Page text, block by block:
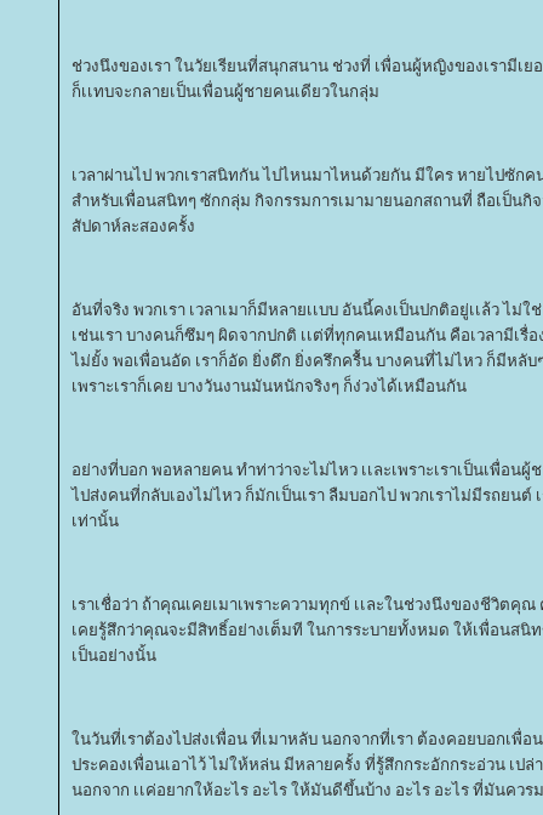
ช่วงนึงของเรา ในวัยเรียนที่สนุกสนาน ช่วงที่ เพื่อนผู้หญิงของเรามีเยอ
ก็เเทบจะกลายเป็นเพื่อนผู้ชายคนเดียวในกลุ่ม
เวลาผ่านไป พวกเราสนิทกัน ไปไหนมาไหนด้วยกัน มีใคร หายไปซัก
สำหรับเพื่อนสนิทๆ ซักกลุ่ม กิจกรรมการเมามายนอกสถานที่ ถือเป็น
สัปดาห์ละสองครั้ง
อันที่จริง พวกเรา เวลาเมาก็มีหลายเเบบ อันนี้คงเป็นปกติอยู่เเล้ว ไม่ใ
เช่นเรา บางคนก็ซึมๆ ผิดจากปกติ เเต่ที่ทุกคนเหมือนกัน คือเวลามีเรื่
ไม่ยั้ง พอเพื่อนอัด เราก็อัด ยิ่งดึก ยิ่งครึกครื้น บางคนที่ไม่ไหว ก็มีหลับ
เพราะเราก็เคย บางวันงานมันหนักจริงๆ ก็ง่วงได้เหมือนกัน
อย่างที่บอก พอหลายคน ทำท่าว่าจะไม่ไหว เเละเพราะเราเป็นเพื่อน
ไปส่งคนที่กลับเองไม่ไหว ก็มักเป็นเรา ลืมบอกไป พวกเราไม่มีรถยนต์
เท่านั้น
เราเชื่อว่า ถ้าคุณเคยเมาเพราะความทุกข์ เเละในช่วงนึงของชีวิต
เคยรู้สึกว่าคุณจะมีสิทธิ์อย่างเต็มที ในการระบายทั้งหมด ให้เพื่อนสนิ
เป็นอย่างนั้น
นวันที่เราต้องไปส่งเพื่อน ที่เมาหลับ นอกจากที่เรา ต้องคอยบอกเพื่อ
ประคองเพื่อนเอาไว้ ไม่ให้หล่น มีหลายครั้ง ที่รู้สึกกระอักกระอ่วน เปล่
นอกจาก เเค่อยากให้อะไร อะไร ให้มันดีขึ้นบ้าง อะไร อะไร ที่มันควร